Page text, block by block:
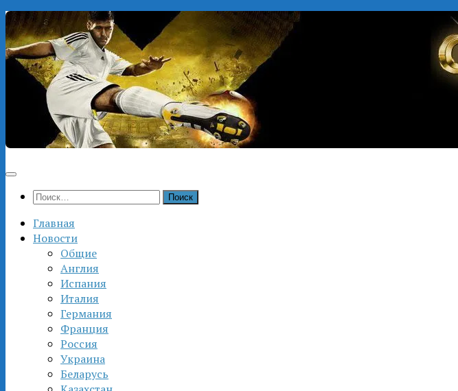
Перейти
к
содержимому
Найти:
Главная
Новости
Общие
Англия
Испания
Италия
Германия
Франция
Россия
Украина
Беларусь